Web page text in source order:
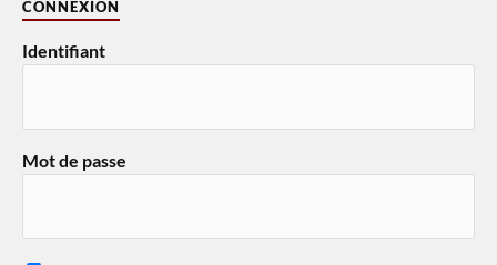
CONNEXION
Identifiant
Mot de passe